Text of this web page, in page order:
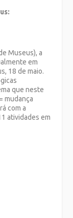
Museus), a
em
18 de maio.
que neste
mudança
com a
atividades em